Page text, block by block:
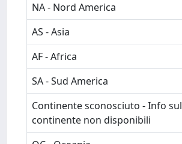
NA - Nord America
AS - Asia
AF - Africa
SA - Sud America
Continente sconosciuto - Info sul
continente non disponibili